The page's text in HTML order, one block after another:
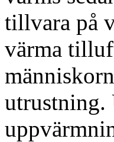
tillvara på
värma
utrustning.